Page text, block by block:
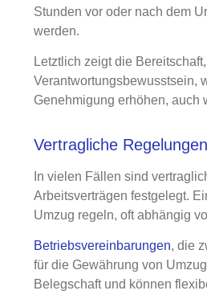
Stunden vor oder nach dem
werden.
Letztlich zeigt die
Verantwortungsbewusstsein,
Genehmigung erhöhen, auch
Vertragliche
In vielen Fällen sind
Arbeitsverträgen festgelegt.
Umzug regeln, oft abhängig
Betriebsvereinbarungen, die
für die Gewährung von
Belegschaft und können